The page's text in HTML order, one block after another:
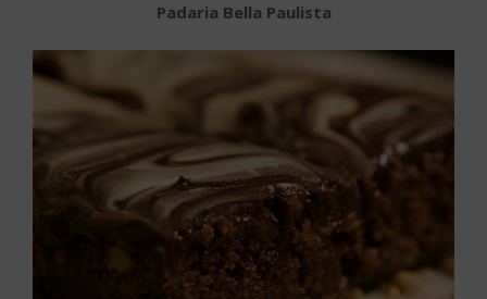
Padaria Bella Paulista